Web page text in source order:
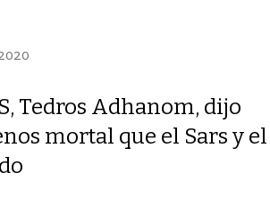
Tedros Adhanom, dijo
mortal que el Sars y